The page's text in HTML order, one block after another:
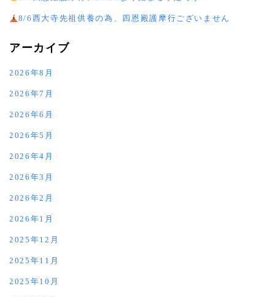
8/6西大寺先祖供養の為、四恩殿護摩行ございません
アーカイブ
2026年8月
2026年7月
2026年6月
2026年5月
2026年4月
2026年3月
2026年2月
2026年1月
2025年12月
2025年11月
2025年10月